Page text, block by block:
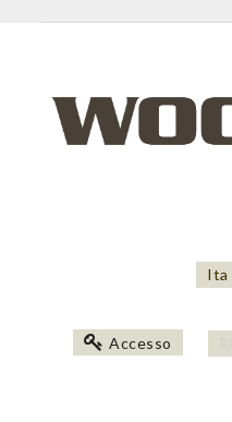
Ita
Accesso